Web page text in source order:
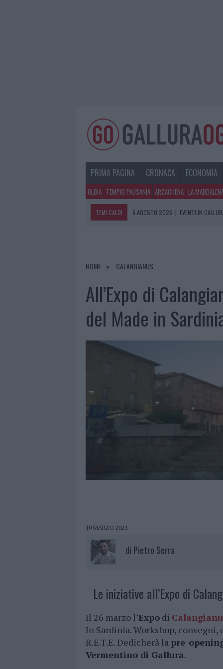
PRIMA PAGINA CRONACA ECONOMIA
OLBIA TEMPIO PAUSANIA ARZACHENA LA
TEMI CALDI 6 AGOSTO 2026 | EVENTI IN
6 AGOSTO 2026 | ALLARME TRUFFE A BERCHIDDA,
6 AGOSTO 2026
STRADA SASSARI-OLBIA,
HOME CALANGIANUS
All’Expo di
del Made in
10 MARZO 2023
di Pietro Serra
Le iniziative all’Expo di
Il 26 marzo l’Expo di
In Sardinia. Workshop,
R.E.T.E. Dedicherà la pre-
Vermentino di Gallura.